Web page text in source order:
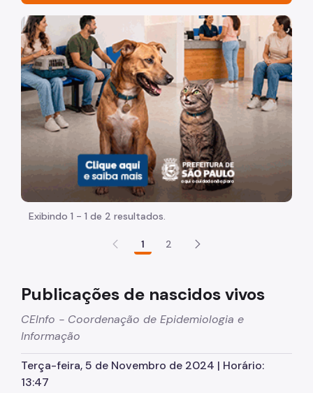
Organização
Estabelecimentos e Serviços de Saúde
Geoprocessamento e Informações socioambientais
Informações Assistenciais
Inquérito de Saúde
Mapoteca
Mortalidade
Imagem de um cachorro caramelo e uma gata rajada,
Exibindo 1 - 1 de 2 resultados.
1 2
Publicações de nascidos vivos
CEInfo - Coordenação de Epidemiologia e
Informação
Terça-feira, 5 de Novembro de 2024 | Horário:
13:47